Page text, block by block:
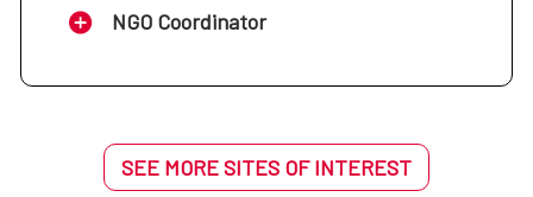
NGO Coordinator
SEE MORE SITES OF INTEREST